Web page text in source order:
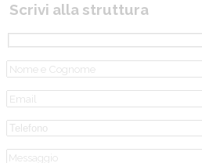
Scrivi alla struttura